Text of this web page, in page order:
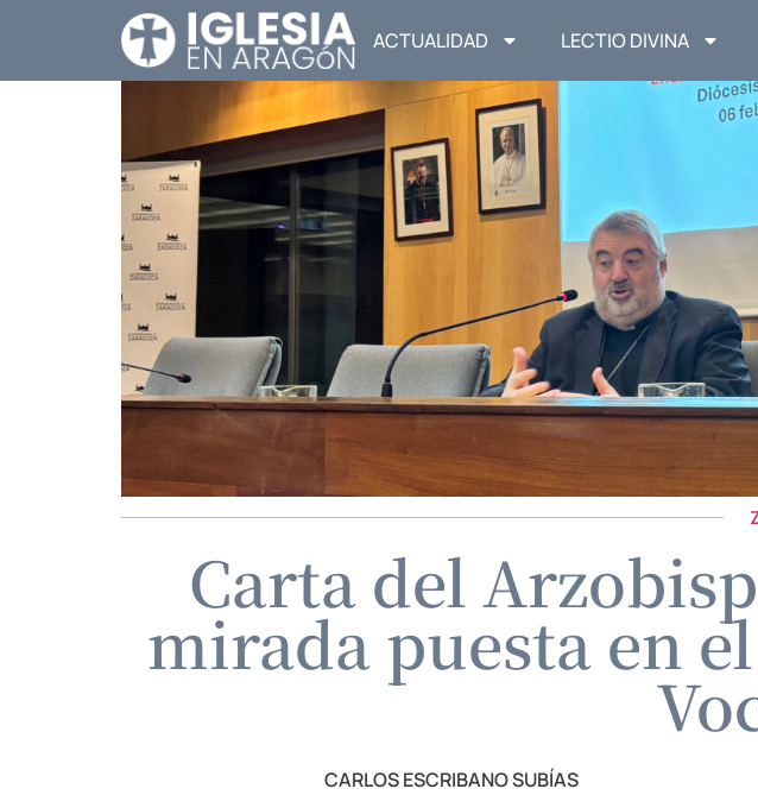
ACTUALIDAD LECTIO DIVINA
Carta del
mirada puesta en
CARLOS ESCRIBANO SUBÍAS